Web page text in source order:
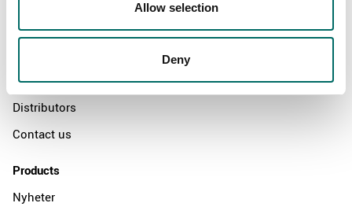
Allow selection
Deny
Swedish quality
News
Distributors
Contact us
Products
Nyheter